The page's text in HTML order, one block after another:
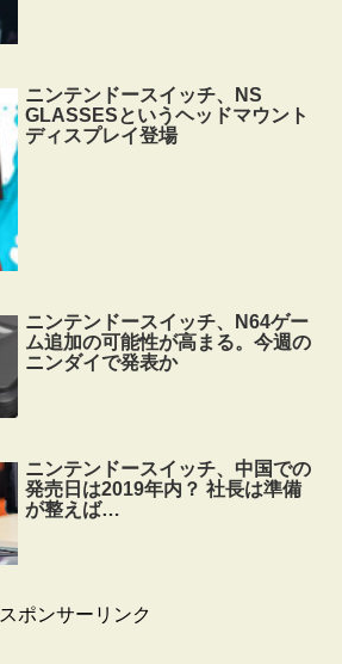
ニンテンドースイッチ、NS
GLASSESというヘッドマウント
ディスプレイ登場
ニンテンドースイッチ、N64ゲー
ム追加の可能性が高まる。今週の
ニンダイで発表か
ニンテンドースイッチ、中国での
発売日は2019年内？ 社長は準備
が整えば…
スポンサーリンク